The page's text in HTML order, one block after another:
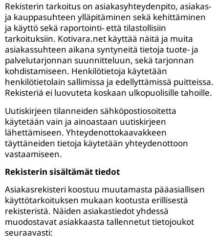
Rekisterin tarkoitus on asiakasyhteydenpito, asiakas-
ja kauppasuhteen ylläpitäminen sekä kehittäminen
ja käyttö sekä raportointi- että tilastollisiin
tarkoituksiin. Kotivara.net käyttää näitä ja muita
asiakassuhteen aikana syntyneitä tietoja tuote- ja
palvelutarjonnan suunnitteluun, sekä tarjonnan
kohdistamiseen. Henkilötietoja käytetään
henkilötietolain sallimissa ja edellyttämissä puitteissa.
Rekisteriä ei luovuteta koskaan ulkopuolisille tahoille.
Uutiskirjeen tilanneiden sähköpostiosoitetta
käytetään vain ja ainoastaan uutiskirjeen
lähettämiseen. Yhteydenottokaavakkeen
täyttäneiden tietoja käytetään yhteydenottoon
vastaamiseen.
Rekisterin sisältämät tiedot
Asiakasrekisteri koostuu muutamasta pääasiallisen
käyttötarkoituksen mukaan kootusta erillisestä
rekisteristä. Näiden asiakastiedot yhdessä
muodostavat asiakkaasta tallennetut tietojoukot
seuraavasti: